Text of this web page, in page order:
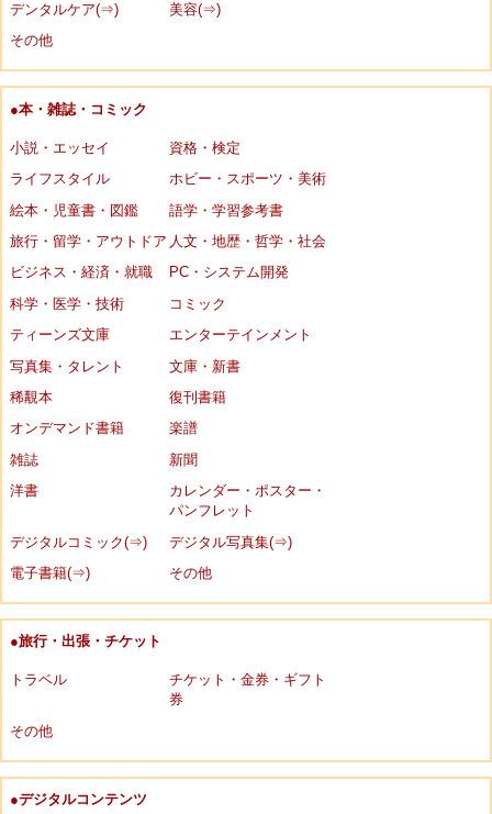
デンタルケア(⇒)
美容(⇒)
その他
●本・雑誌・コミック
小説・エッセイ
資格・検定
ライフスタイル
ホビー・スポーツ・美術
絵本・児童書・図鑑
語学・学習参考書
旅行・留学・アウトドア 人文・地歴・哲学・社会
ビジネス・経済・就職
PC・システム開発
科学・医学・技術
コミック
ティーンズ文庫
エンターテインメント
写真集・タレント
文庫・新書
稀覯本
復刊書籍
オンデマンド書籍
楽譜
雑誌
新聞
洋書
カレンダー・ポスター・
パンフレット
デジタルコミック(⇒)
デジタル写真集(⇒)
電子書籍(⇒)
その他
●旅行・出張・チケット
トラベル
チケット・金券・ギフト
券
その他
●デジタルコンテンツ